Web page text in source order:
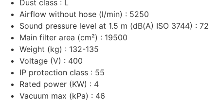
Dust class : L
Airflow without hose (l/min) : 5250
Sound pressure level at 1.5 m (dB(A) ISO 3744) : 72
Main filter area (cm²) : 19500
Weight (kg) : 132-135
Voltage (V) : 400
IP protection class : 55
Rated power (KW) : 4
Vacuum max (kPa) : 46